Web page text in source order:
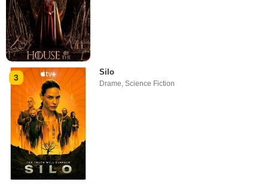
3
Silo
Drame,Science Fiction